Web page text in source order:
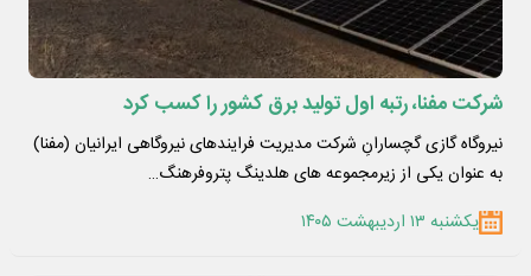
شرکت مفنا، رتبه اول تولید برق کشور را کسب کرد
نیروگاه گازی گچسارانِ شرکت مدیریت فرایندهای نیروگاهی ایرانیان (مفنا)
به عنوان یکی از زیرمجموعه های هلدینگ پتروفرهنگ…
یکشنبه ۱۳ اردیبهشت ۱۴۰۵